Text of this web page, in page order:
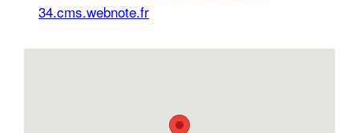
34.cms.webnote.fr